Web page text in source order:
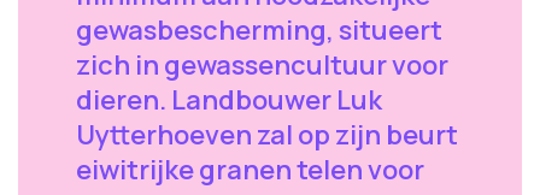
gewasbescherming, situeert
zich in gewassencultuur voor
dieren. Landbouwer Luk
Uytterhoeven zal op zijn beurt
eiwitrijke granen telen voor